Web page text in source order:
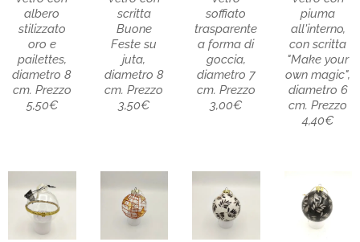
albero
stilizzato
oro e
pailettes,
diametro 8
cm. Prezzo
5,50€
scritta
Buone
Feste su
juta,
diametro 8
cm. Prezzo
3,50€
soffiato
trasparente
a forma di
goccia,
diametro 7
cm. Prezzo
3,00€
piuma
all'interno,
con scritta
"Make your
own magic",
diametro 6
cm. Prezzo
4,40€